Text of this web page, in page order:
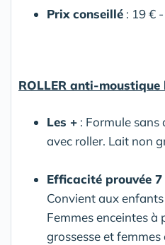
Prix conseillé : 19 €
ROLLER anti-
Les + : Formule
avec roller. Lait non
Efficacité prouvée 7
Convient aux
Femmes enceintes à
grossesse et